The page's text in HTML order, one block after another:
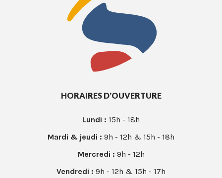
HORAIRES D'OUVERTURE
Lundi : 15h - 18h
Mardi & jeudi : 9h - 12h & 15h - 18h
Mercredi : 9h - 12h
Vendredi : 9h - 12h & 15h - 17h